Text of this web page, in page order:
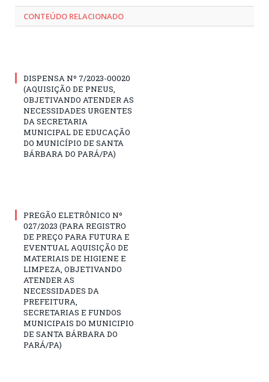
CONTEÚDO RELACIONADO
DISPENSA Nº 7/2023-00020
(AQUISIÇÃO DE PNEUS,
OBJETIVANDO ATENDER AS
NECESSIDADES URGENTES
DA SECRETARIA
MUNICIPAL DE EDUCAÇÃO
DO MUNICÍPIO DE SANTA
BÁRBARA DO PARÁ/PA)
PREGÃO ELETRÔNICO Nº
027/2023 (PARA REGISTRO
DE PREÇO PARA FUTURA E
EVENTUAL AQUISIÇÃO DE
MATERIAIS DE HIGIENE E
LIMPEZA, OBJETIVANDO
ATENDER AS
NECESSIDADES DA
PREFEITURA,
SECRETARIAS E FUNDOS
MUNICIPAIS DO MUNICIPIO
DE SANTA BÁRBARA DO
PARÁ/PA)